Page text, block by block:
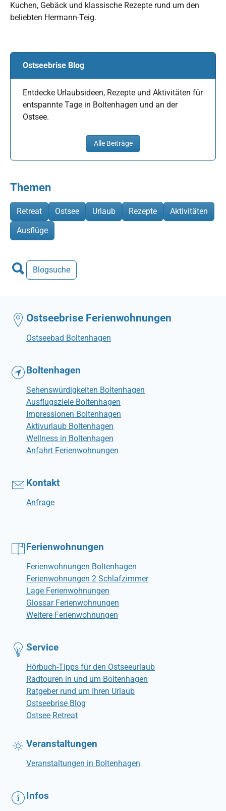
Kuchen, Gebäck und klassische Rezepte rund um den
beliebten Hermann-Teig.
Ostseebrise Blog
Entdecke Urlaubsideen, Rezepte und Aktivitäten für
entspannte Tage in Boltenhagen und an der
Ostsee.
Alle Beiträge
Themen
Retreat Ostsee Urlaub Rezepte
Aktivitäten
Ausflüge
Blogsuche
Ostseebrise Ferienwohnungen
Ostseebad Boltenhagen
Boltenhagen
Sehenswürdigkeiten Boltenhagen
Ausflugsziele Boltenhagen
Impressionen Boltenhagen
Aktivurlaub Boltenhagen
Wellness in Boltenhagen
Anfahrt Ferienwohnungen
Kontakt
Anfrage
Ferienwohnungen
Ferienwohnungen Boltenhagen
Ferienwohnungen 2 Schlafzimmer
Lage Ferienwohnungen
Glossar Ferienwohnungen
Weitere Ferienwohnungen
Service
Hörbuch-Tipps für den Ostseeurlaub
Radtouren in und um Boltenhagen
Ratgeber rund um Ihren Urlaub
Ostseebrise Blog
Ostsee Retreat
Veranstaltungen
Veranstaltungen in Boltenhagen
Infos